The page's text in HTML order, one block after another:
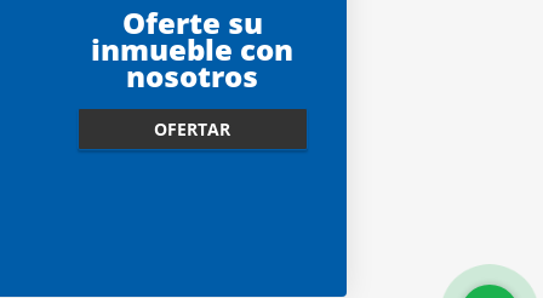
Oferte su
inmueble con
nosotros
OFERTAR